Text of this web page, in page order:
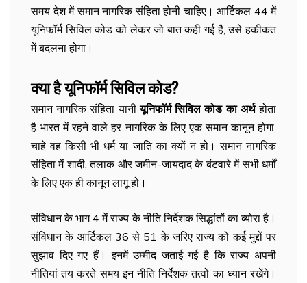
समय देश में समान नागरिक संहिता होनी चाहिए। आर्टिकल 44 में
यूनिफॉर्म सिविल कोड को लेकर जो बात कही गई है, उसे हकीकत
में बदलना होगा।
क्या है यूनिफॉर्म सिविल कोड?
समान नागरिक संहिता यानीयूनिफॉर्म सिविल कोड का अर्थहोता
है भारत में रहने वाले हर नागरिक के लिए एक समान कानून होगा,
चाहे वह किसी भी धर्म या जाति का क्यों न हो। समान नागरिक
संहिता में शादी, तलाक और जमीन-जायदाद के बंटवारे में सभी धर्मों
के लिए एक ही कानून लागू हो।
संविधान के भाग 4 में राज्य के नीति निर्देशक सिद्धांतों का ब्योरा है।
संविधान के आर्टिकल 36 से 51 के जरिए राज्य को कई मुद्दों पर
सुझाव दिए गए हैं। इनमें उम्मीद जताई गई है कि राज्य अपनी
नीतियां तय करते समय इन नीति निर्देशक तत्वों का ध्यान रखेंगे।